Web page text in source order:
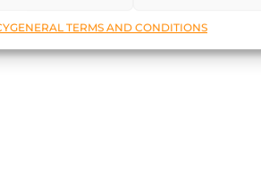
GENERAL TERMS AND CONDITIONS